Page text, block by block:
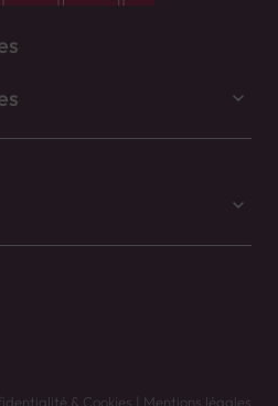
& Cookies | Mentions légales